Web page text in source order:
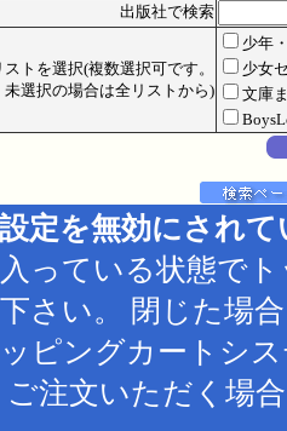
出版社で検索
ストを選択(複数選択可です。
未選択の場合は全リストから)
少年
少女
文庫
定を無効にされ
っている状態で
さい。 閉じた場
ピングカートシ
注文いただく場